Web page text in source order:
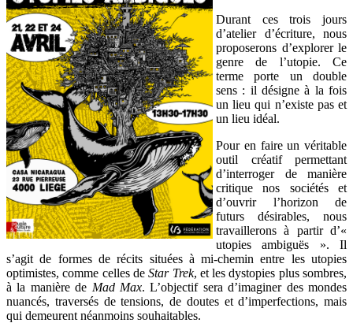
Durant ces trois jours
d’atelier d’écriture, nous
proposerons d’explorer le
genre de l’utopie. Ce
terme porte un double
sens : il désigne à la fois
un lieu qui n’existe pas et
un lieu idéal.
Pour en faire un véritable
outil créatif permettant
d’interroger de manière
critique nos sociétés et
d’ouvrir l’horizon de
futurs désirables, nous
travaillerons à partir d’«
utopies ambiguës ». Il
s’agit de formes de récits situées à mi-chemin entre les utopies
optimistes, comme celles deStar Trek, et les dystopies plus sombres,
à la manière de Mad Max. L’objectif sera d’imaginer des mondes
nuancés, traversés de tensions, de doutes et d’imperfections, mais
qui demeurent néanmoins souhaitables.